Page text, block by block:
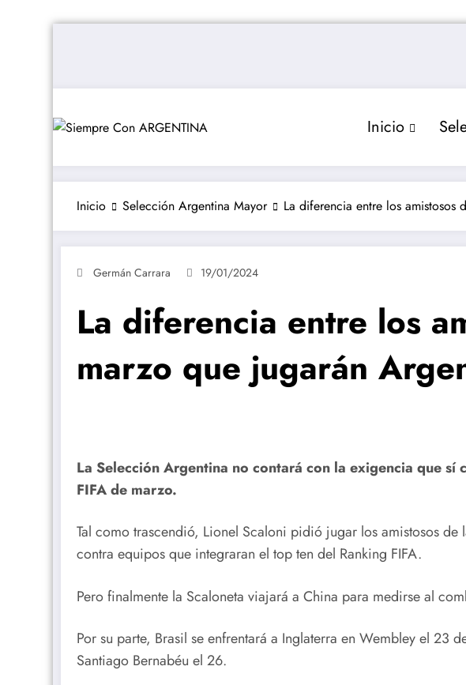
Inicio
Inicio Selección Argentina Mayor La diferencia entre los amistosos
Germán Carrara 19/01/2024
La diferencia entre los
marzo que jugarán
La Selección Argentina no contará con la exigencia que sí
FIFA de marzo.
Tal como trascendió, Lionel Scaloni pidió jugar los amistosos de
contra equipos que integraran el top ten del Ranking FIFA.
Pero finalmente la Scaloneta viajará a China para medirse al
Por su parte, Brasil se enfrentará a Inglaterra en Wembley el 23
Santiago Bernabéu el 26.